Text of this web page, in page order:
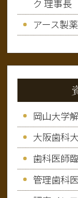
ク 理事長
アース製
岡山大学
大阪歯科
歯科医師
管理歯科